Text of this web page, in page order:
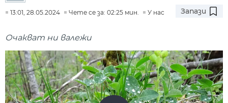
13:01, 28.05.2024 Чете се за: 02:25 мин. У нас Запази
Очакват ни валежи